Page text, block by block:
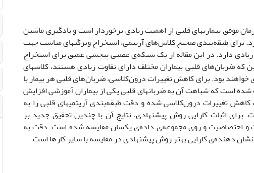
موفق بیماری­های قلبی از اهمیت زیادی برخوردار است و یادگیری ماشین
برای طبقه‌بندی صحیح کلاس‌های آریتمی، استخراج ویژگی­های مناسب جهت
زیادی دارد. در این مقاله از یک شبکه‌ی عصبی پیچشی عمیق برای استخراج
که ضربان‌های قلبی بیماران مختلف دارای تفاوت زیادی هستند، کلاس­های
خواهند بود. برای کاهش تغییرات درون‌کلاسی، ضربان‌های قلبی هر بیمار با
است که شباهت آن به ضربان­های قلبی یکی از بیماران آموزشی افزایش
تغییرات درون‌کلاسی شده و دقت طبقه‌بندی آریتمی­های قلبی را به
برای اثبات کارایی روش پیشنهادی، نتایج آن با چندین تحقیق جدید بر
و اختصاصیت و روی مجموعه‌ی داده‌ی یکسان مقایسه شده است. دقت به